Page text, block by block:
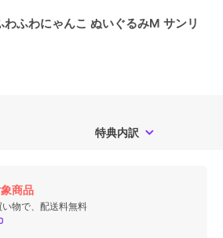
ふわにゃんこ ぬいぐるみM サンリ
特典内訳
商品
物で、配送料無料